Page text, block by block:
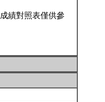
績對照表僅供參